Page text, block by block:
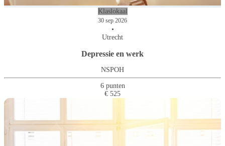
Klaslokaal
30 sep 2026
•
Utrecht
Depressie en werk
NSPOH
6 punten
€ 525